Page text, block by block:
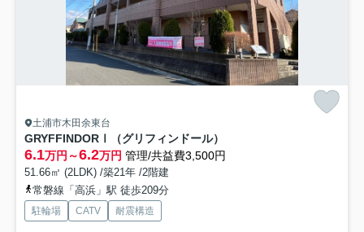
土浦市木田余東台
GRYFFINDORⅠ（グリフィンドール）
6.1万円～6.2万円 管理/共益費3,500円
51.66㎡ (2LDK) /築21年 /2階建
常磐線「高浜」駅 徒歩209分
駐輪場 CATV 耐震構造